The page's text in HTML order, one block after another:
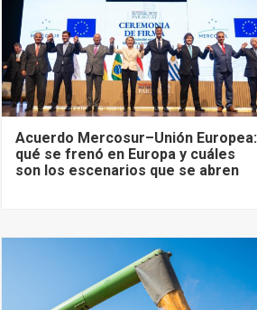
Acuerdo Mercosur–Unión Europea:
qué se frenó en Europa y cuáles
son los escenarios que se abren